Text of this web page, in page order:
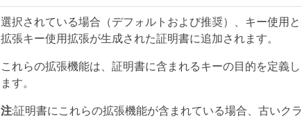
選択されている場合（デフォルトおよび推奨）、キー使用と
拡張キー使用拡張が生成された証明書に追加されます。
これらの拡張機能は、証明書に含まれるキーの目的を定義し
ます。
注:証明書にこれらの拡張機能が含まれている場合、古いクラ